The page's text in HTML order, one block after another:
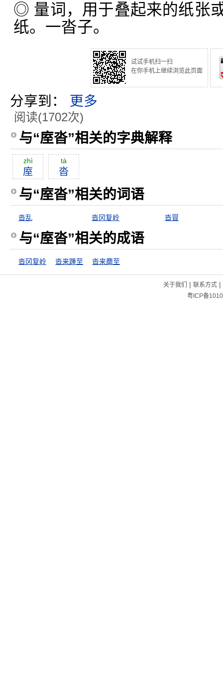
◎ 量词，用于叠起来的纸张
纸。一沓子。
试试手机扫一扫
在你手机上继续浏览此页面
分享到： 更多
阅读(1702次)
与“庢沓”相关的字典解释
zhì
庢
tà
沓
与“庢沓”相关的词语
沓乱 沓冈复岭 沓冒
与“庢沓”相关的成语
沓冈复岭 沓来踵至 沓来麕至
关于我们 | 联系方式|
粤ICP备